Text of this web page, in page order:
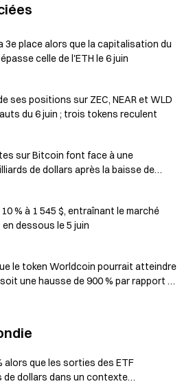
3e place alors que la capitalisation du
celle de l'ETH le 6 juin
ses positions sur ZEC, NEAR et WLD
du 6 juin ; trois tokens reculent
sur Bitcoin font face à une
de dollars après la baisse de
% à 1 545 $, entraînant le marché
des altcoins $880B en dessous le 5 juin
le token Worldcoin pourrait atteindre
une hausse de 900 % par rapport à
alors que les sorties des ETF
de dollars dans un contexte